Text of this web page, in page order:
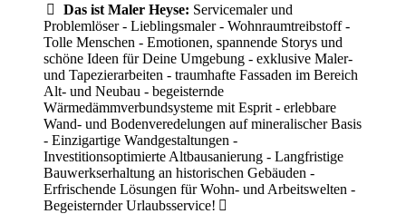
Das ist Maler Heyse: Servicemaler und
Problemlöser - Lieblingsmaler - Wohnraumtreibstoff -
Tolle Menschen - Emotionen, spannende Storys und
schöne Ideen für Deine Umgebung - exklusive Maler-
und Tapezierarbeiten - traumhafte Fassaden im Bereich
Alt- und Neubau - begeisternde
Wärmedämmverbundsysteme mit Esprit - erlebbare
Wand- und Bodenveredelungen auf mineralischer Basis
- Einzigartige Wandgestaltungen -
Investitionsoptimierte Altbausanierung - Langfristige
Bauwerkserhaltung an historischen Gebäuden -
Erfrischende Lösungen für Wohn- und Arbeitswelten -
Begeisternder Urlaubsservice!